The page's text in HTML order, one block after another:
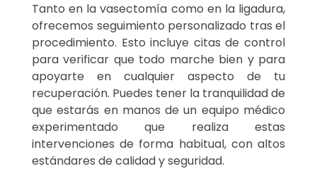
Tanto en la vasectomía como en la ligadura,
ofrecemos seguimiento personalizado tras el
procedimiento. Esto incluye citas de control
para verificar que todo marche bien y para
apoyarte en cualquier aspecto de tu
recuperación. Puedes tener la tranquilidad de
que estarás en manos de un equipo médico
experimentado que realiza estas
intervenciones de forma habitual, con altos
estándares de calidad y seguridad.